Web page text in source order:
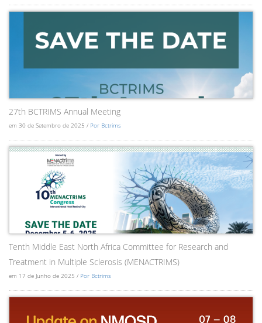
27th BCTRIMS Annual Meeting
em 30 de Setembro de 2025 / Por Bctrims
Tenth Middle East North Africa Committee for Research and
Treatment in Multiple Sclerosis (MENACTRIMS)
em 17 de Junho de 2025 / Por Bctrims